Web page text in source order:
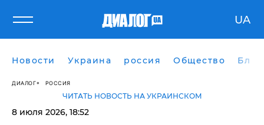
UA
Новости Украина россия Общество
ДИАЛОГ РОССИЯ
ЧИТАТЬ НОВОСТЬ НА УКРАИНСКОМ
8 июля 2026, 18:52